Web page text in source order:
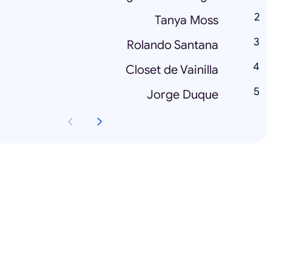
Tanya Moss
Rolando Santana
Closet de Vainilla
Jorge Duque